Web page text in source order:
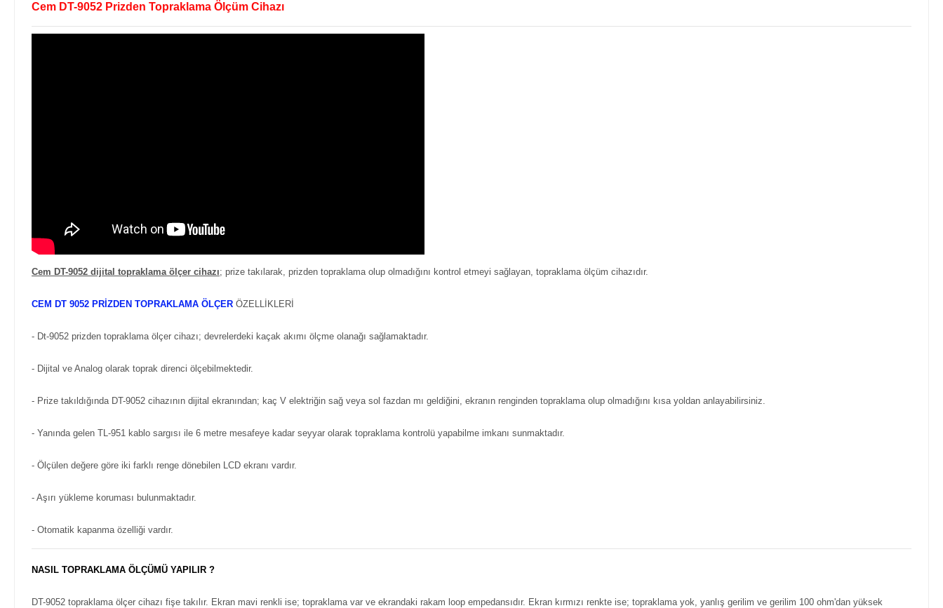
Cem DT-9052 Prizden Topraklama Ölçüm Cihazı
Cem DT-9052 dijital topraklama ölçer cihazı; prize takılarak, prizden topraklama olup olmadığını kontrol etmeyi sağlayan, topraklama ölçüm cihazıdır.
CEM DT 9052 PRİZDEN TOPRAKLAMA ÖLÇER ÖZELLİKLERİ
- Dt-9052 prizden topraklama ölçer cihazı; devrelerdeki kaçak akımı ölçme olanağı sağlamaktadır.
- Dijital ve Analog olarak toprak direnci ölçebilmektedir.
- Prize takıldığında DT-9052 cihazının dijital ekranından; kaç V elektriğin sağ veya sol fazdan mı geldiğini, ekranın renginden topraklama olup olmadığını kısa yoldan anlayabilirsiniz.
- Yanında gelen TL-951 kablo sargısı ile 6 metre mesafeye kadar seyyar olarak topraklama kontrolü yapabilme imkanı sunmaktadır.
- Ölçülen değere göre iki farklı renge dönebilen LCD ekranı vardır.
- Aşırı yükleme koruması bulunmaktadır.
- Otomatik kapanma özelliği vardır.
NASIL TOPRAKLAMA ÖLÇÜMÜ YAPILIR ?
DT-9052 topraklama ölçer cihazı fişe takılır. Ekran mavi renkli ise; topraklama var ve ekrandaki rakam loop empedansıdır. Ekran kırmızı renkte ise; topraklama yok, yanlış gerilim ve gerilim 100 ohm'dan yüksek